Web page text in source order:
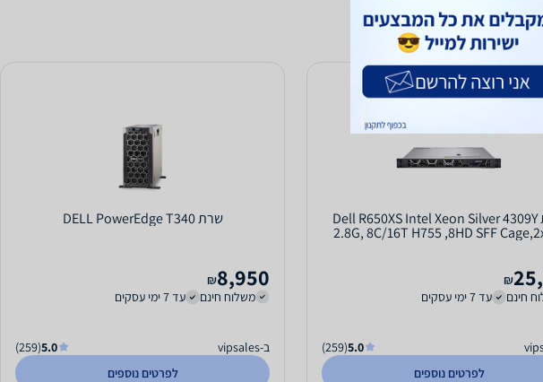
שרת Dell R650XS Intel Xeon Silver 4309Y
2.8G, 8C/16T H755 ,8HD SFF
₪
חינם
עד 7 ימי עסקים
5.0
(259)
לפרטים נוספים
שרת DELL PowerEdge T340
8,950
₪
משלוח חינם
עד 7 ימי עסקים
ב-vipsales 5.0
(259)
לפרטים נוספים